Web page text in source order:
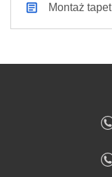
Montaż tapet